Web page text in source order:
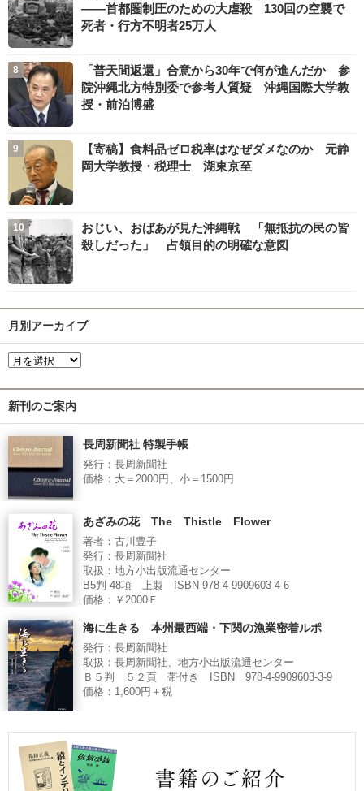
――首都圏制圧のための大虐殺 130回の空襲で
死者・行方不明者25万人
「普天間返還」合意から30年で何が進んだか 参
院沖縄北方特別委で参考人質疑 沖縄国際大学教
授・前泊博盛
【寄稿】食料品ゼロ税率はなぜダメなのか 元静
岡大学教授・税理士 湖東京至
おじい、おばあが見た沖縄戦 「無抵抗の民の皆
殺しだった」 占領目的の明確な意図
月別アーカイブ
新刊のご案内
長周新聞社 特製手帳
発行：長周新聞社
価格：大＝2000円、小＝1500円
あざみの花 The Thistle Flower
著者：古川豊子
発行：長周新聞社
取扱：地方小出版流通センター
B5判 48項 上製 ISBN 978-4-9909603-4-6
価格：￥2000Ｅ
海に生きる 本州最西端・下関の漁業密着ルポ
発行：長周新聞社
取扱：長周新聞社、地方小出版流通センター
Ｂ５判 ５２頁 帯付き ISBN 978-4-9909603-3-9
価格：1,600円＋税